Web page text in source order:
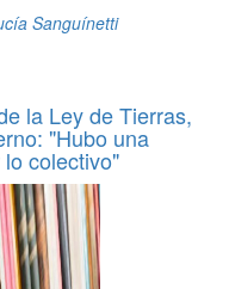
Sanguínetti
la Ley de Tierras,
"Hubo una
colectivo"